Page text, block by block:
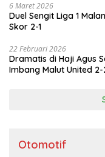
6 Maret 2026
Duel Sengit Liga 1
Skor 2-1
22 Februari 2026
Dramatis di Haji Agus
Imbang Malut United 2-
Otomotif